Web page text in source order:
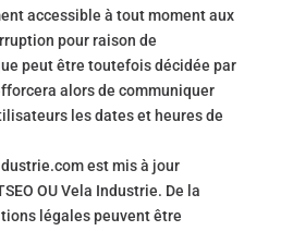
accessible à tout moment aux
pour raison de
peut être toutefois décidée par
alors de communiquer
les dates et heures de
est mis à jour
OU Vela Industrie. De la
légales peuvent être